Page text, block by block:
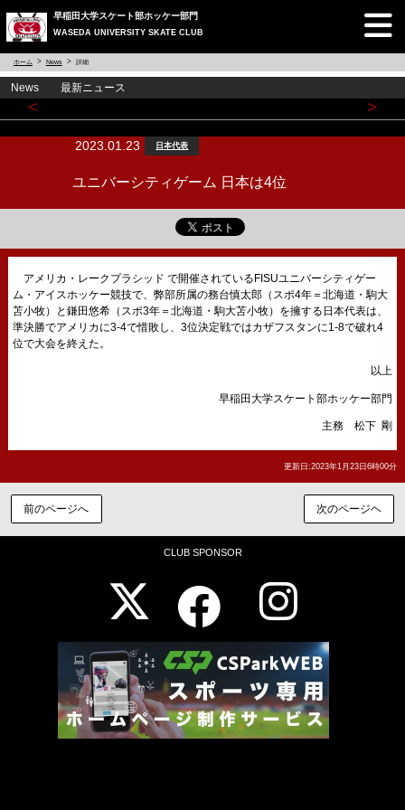
早稲田大学スケート部ホッケー部門
WASEDA UNIVERSITY SKATE CLUB
ホーム News 詳細
News 最新ニュース
< >
2023.01.23 日本代表
ユニバーシティゲーム 日本は4位
アメリカ・レークプラシッド で開催されているFISUユニバーシティゲー
ム・アイスホッケー競技で、弊部所属の務台慎太郎（スポ4年＝北海道・駒大
苫小牧）と鎌田悠希（スポ3年＝北海道・駒大苫小牧）を擁する日本代表は、
準決勝でアメリカに3-4で惜敗し、3位決定戦ではカザフスタンに1-8で破れ4
位で大会を終えた。
以上
早稲田大学スケート部ホッケー部門
主務 松下 剛
更新日:2023年1月23日6時00分
前のページへ 次のページヘ
CLUB SPONSOR